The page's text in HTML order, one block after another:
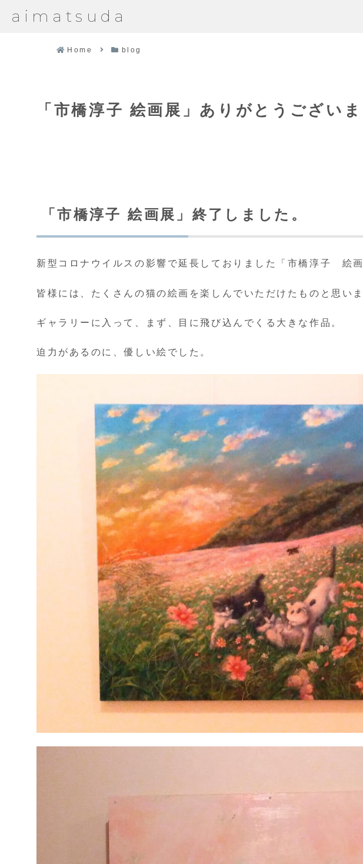
aimatsuda
Home blog
「市橋淳子 絵画展」ありがとうございま
「市橋淳子 絵画展」終了しました。
新型コロナウイルスの影響で延長しておりました「市橋淳子 絵画
皆様には、たくさんの猫の絵画を楽しんでいただけたものと思いま
ギャラリーに入って、まず、目に飛び込んでくる大きな作品。
迫力があるのに、優しい絵でした。